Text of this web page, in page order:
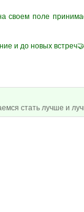
своем поле
и до новых встреч🤝
стать лучше и